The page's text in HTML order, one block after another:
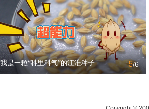
5/6
我是一粒“科里科气”的江淮种子